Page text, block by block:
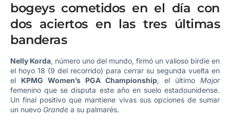
bogeys cometidos en el día con
dos aciertos en las tres últimas
banderas
Nelly Korda, número uno del mundo, firmó un valioso birdie en
el hoyo 18 (9 del recorrido) para cerrar su segunda vuelta en
el KPMG Women’s PGA Championship, el último Major
femenino que se disputa este año en suelo estadounidense.
Un final positivo que mantiene vivas sus opciones de sumar
un nuevo Grande a su palmarés.